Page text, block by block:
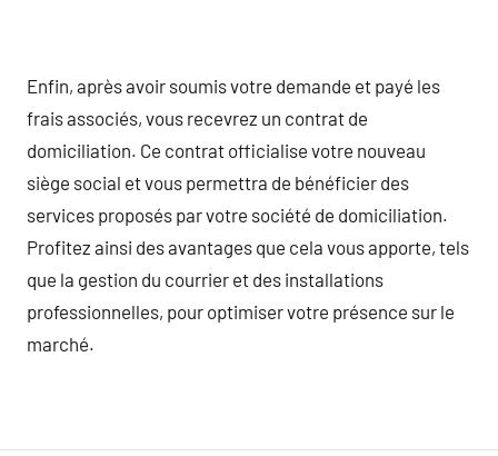
Enfin, après avoir soumis votre demande et payé les
frais associés, vous recevrez un contrat de
domiciliation. Ce contrat officialise votre nouveau
siège social et vous permettra de bénéficier des
services proposés par votre société de domiciliation.
Profitez ainsi des avantages que cela vous apporte, tels
que la gestion du courrier et des installations
professionnelles, pour optimiser votre présence sur le
marché.